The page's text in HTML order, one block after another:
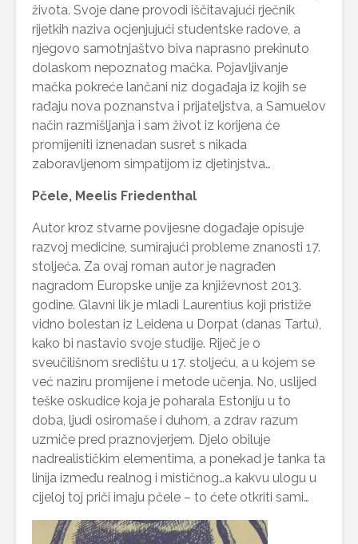
života. Svoje dane provodi iščitavajući rječnik
rijetkih naziva ocjenjujući studentske radove, a
njegovo samotnjaštvo biva naprasno prekinuto
dolaskom nepoznatog mačka. Pojavljivanje
mačka pokreće lančani niz događaja iz kojih se
rađaju nova poznanstva i prijateljstva, a Samuelov
način razmišljanja i sam život iz korijena će
promijeniti iznenadan susret s nikada
zaboravljenom simpatijom iz djetinjstva…
Pčele, Meelis Friedenthal
Autor kroz stvarne povijesne događaje opisuje
razvoj medicine, sumirajući probleme znanosti 17.
stoljeća. Za ovaj roman autor je nagrađen
nagradom Europske unije za književnost 2013.
godine. Glavni lik je mladi Laurentius koji pristiže
vidno bolestan iz Leidena u Dorpat (danas Tartu),
kako bi nastavio svoje studije. Riječ je o
sveučilišnom središtu u 17. stoljeću, a u kojem se
već naziru promijene i metode učenja. No, uslijed
teške oskudice koja je poharala Estoniju u to
doba, ljudi osiromaše i duhom, a zdrav razum
uzmiče pred praznovjerjem. Djelo obiluje
nadrealističkim elementima, a ponekad je tanka ta
linija između realnog i mističnog…a kakvu ulogu u
cijeloj toj priči imaju pčele – to ćete otkriti sami…